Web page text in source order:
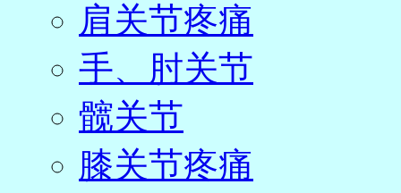
肩关节疼痛
手、肘关节
髋关节
膝关节疼痛